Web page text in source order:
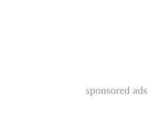
sponsored ads